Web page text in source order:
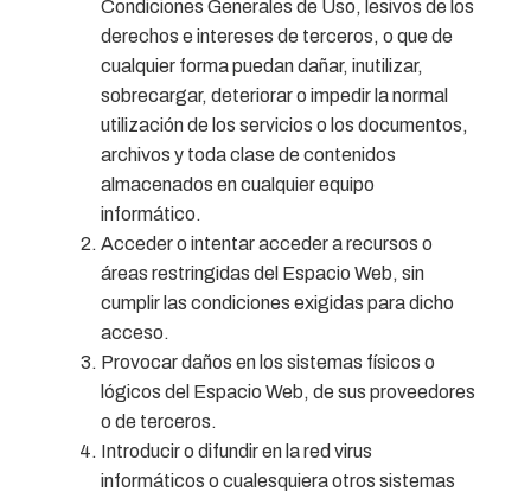
Condiciones Generales de Uso, lesivos de los
derechos e intereses de terceros, o que de
cualquier forma puedan dañar, inutilizar,
sobrecargar, deteriorar o impedir la normal
utilización de los servicios o los documentos,
archivos y toda clase de contenidos
almacenados en cualquier equipo
informático.
Acceder o intentar acceder a recursos o
áreas restringidas del Espacio Web, sin
cumplir las condiciones exigidas para dicho
acceso.
Provocar daños en los sistemas físicos o
lógicos del Espacio Web, de sus proveedores
o de terceros.
Introducir o difundir en la red virus
informáticos o cualesquiera otros sistemas